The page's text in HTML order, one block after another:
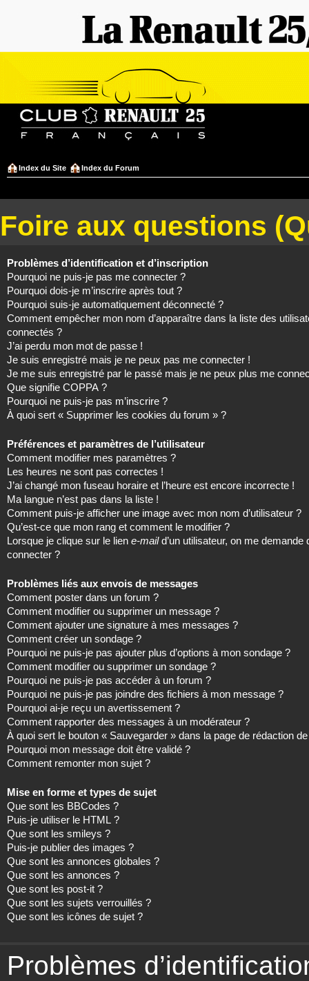
Index du Site Index du Forum
Foire aux questions
Problèmes d’identification et d’inscription
Pourquoi ne puis-je pas me connecter ?
Pourquoi dois-je m’inscrire après tout ?
Pourquoi suis-je automatiquement déconnecté ?
Comment empêcher mon nom d’apparaître dans la liste des
connectés ?
J’ai perdu mon mot de passe !
Je suis enregistré mais je ne peux pas me connecter !
Je me suis enregistré par le passé mais je ne peux plus me
Que signifie COPPA ?
Pourquoi ne puis-je pas m’inscrire ?
À quoi sert « Supprimer les cookies du forum » ?
Préférences et paramètres de l’utilisateur
Comment modifier mes paramètres ?
Les heures ne sont pas correctes !
J’ai changé mon fuseau horaire et l’heure est encore incorrecte !
Ma langue n’est pas dans la liste !
Comment puis-je afficher une image avec mon nom d’utilisateur ?
Qu’est-ce que mon rang et comment le modifier ?
Lorsque je clique sur le lien e-maild’un utilisateur, on me demande
connecter ?
Problèmes liés aux envois de messages
Comment poster dans un forum ?
Comment modifier ou supprimer un message ?
Comment ajouter une signature à mes messages ?
Comment créer un sondage ?
Pourquoi ne puis-je pas ajouter plus d’options à mon sondage ?
Comment modifier ou supprimer un sondage ?
Pourquoi ne puis-je pas accéder à un forum ?
Pourquoi ne puis-je pas joindre des fichiers à mon message ?
Pourquoi ai-je reçu un avertissement ?
Comment rapporter des messages à un modérateur ?
À quoi sert le bouton « Sauvegarder » dans la page de rédaction
Pourquoi mon message doit être validé ?
Comment remonter mon sujet ?
Mise en forme et types de sujet
Que sont les BBCodes ?
Puis-je utiliser le HTML ?
Que sont les smileys ?
Puis-je publier des images ?
Que sont les annonces globales ?
Que sont les annonces ?
Que sont les post-it ?
Que sont les sujets verrouillés ?
Que sont les icônes de sujet ?
Problèmes